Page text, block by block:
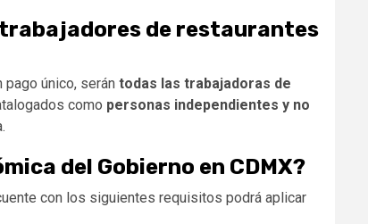
trabajadores de restaurantes
único, serán todas las trabajadoras de
como personas independientes y no
del Gobierno en CDMX?
con los siguientes requisitos podrá aplicar